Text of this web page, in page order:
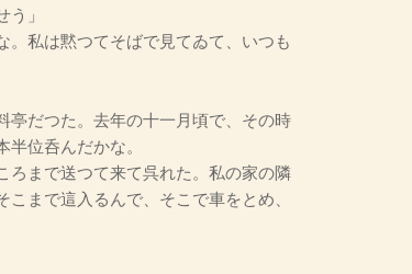
う」
私は黙つてそばで見てゐて、いつも
だつた。去年の十一月頃で、その時
位呑んだかな。
まで送つて来て呉れた。私の家の隣
まで這入るんで、そこで車をとめ、